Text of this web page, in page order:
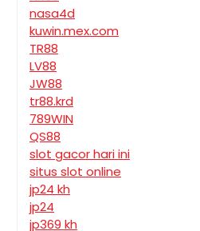
nasa4d
kuwin.mex.com
TR88
LV88
JW88
tr88.krd
789WIN
QS88
slot gacor hari ini
situs slot online
jp24 kh
jp24
jp369 kh